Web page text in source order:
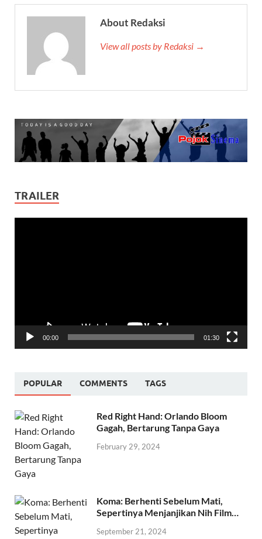
About Redaksi
View all posts by Redaksi →
TRAILER
00:00 01:30
POPULAR COMMENTS TAGS
Red Right Hand: Orlando Bloom
Gagah, Bertarung Tanpa Gaya
February 29, 2024
Koma: Berhenti Sebelum Mati,
Sepertinya Menjanjikan Nih Film…
September 21, 2024